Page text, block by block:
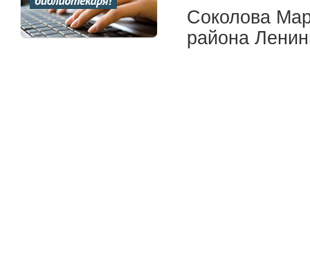
Соколова
района